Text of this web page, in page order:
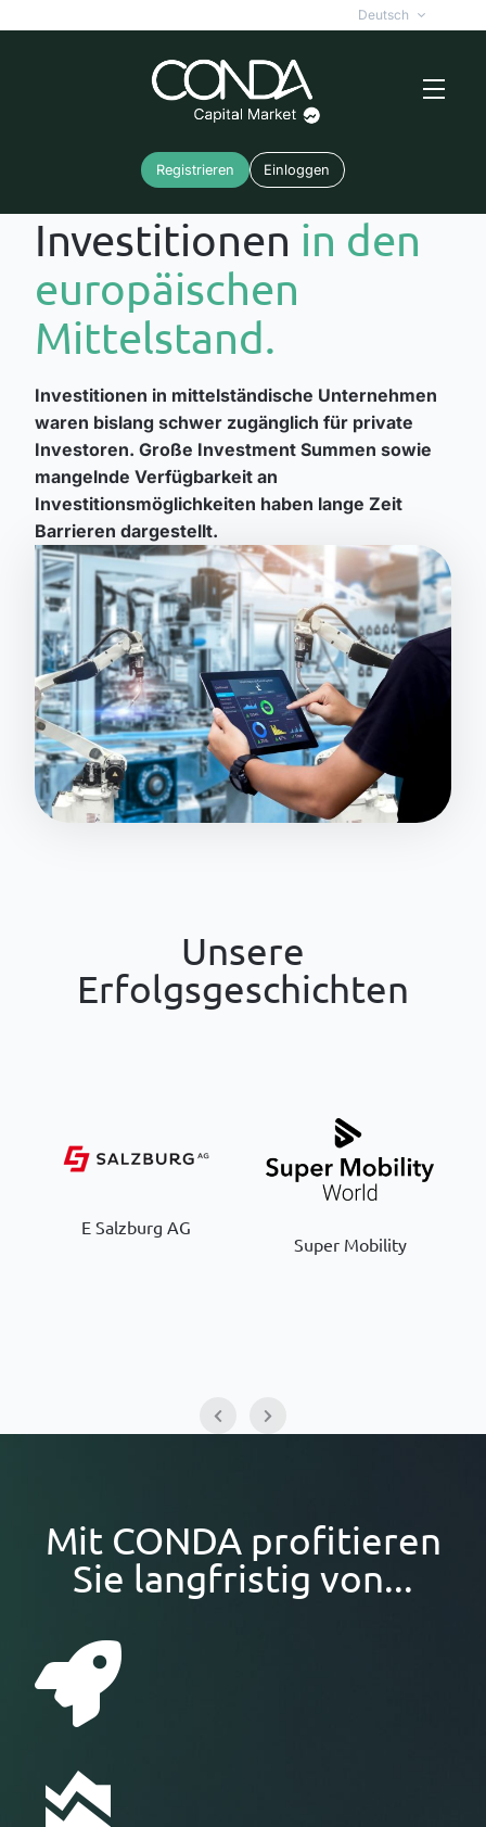
Deutsch
Registrieren Einloggen
Investitionen in den
europäischen
Mittelstand.
Investitionen in mittelständische Unternehmen
waren bislang schwer zugänglich für private
Investoren. Große Investment Summen sowie
mangelnde Verfügbarkeit an
Investitionsmöglichkeiten haben lange Zeit
Barrieren dargestellt.
Unsere
Erfolgsgeschichten
E Salzburg AG
Super Mobility
Mit CONDA profitieren
Sie langfristig von...